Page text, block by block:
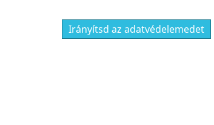
Irányítsd az adatvédelemedet